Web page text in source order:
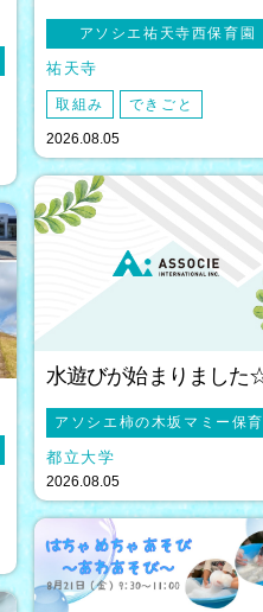
アソシエ祐天寺西保育園
祐天寺
取組み できごと
2026.08.05
水遊びが始まりました
アソシエ柿の木坂マミー保
都立大学
2026.08.05